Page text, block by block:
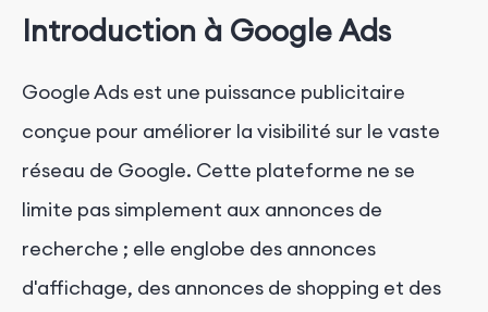
Introduction à Google Ads
Google Ads est une puissance publicitaire
conçue pour améliorer la visibilité sur le vaste
réseau de Google. Cette plateforme ne se
limite pas simplement aux annonces de
recherche ; elle englobe des annonces
d'affichage, des annonces de shopping et des